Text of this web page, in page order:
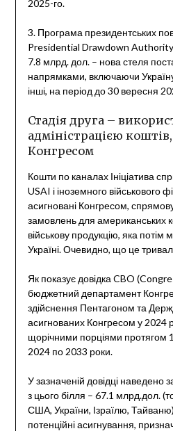
2025-го.
3. Програма президентських
Presidential Drawdown
7.8 млрд. дол. – нова стеля
напрямками, включаючи
інші, на період до 30 вересня
Стадія друга –
адміністрацією
Конгресом
Кошти по каналах Ініціатива
USAI і іноземного військового
асигновані Конгресом,
замовлень для американських
військову продукцію, яка потім
Україні. Очевидно, що це
Як показує довідка CBO
бюджетний департамент
здійснення Пентагоном та
асигнованих Конгресом у 2024
щорічними порціями протягом
2024 по 2033 роки.
У зазначеній довідці наведено
з цього білля – 67.1 млрд.дол.
США, України, Ізраїлю,
потенційні асигнування,